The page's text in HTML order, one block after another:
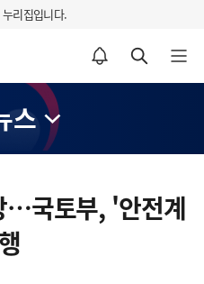
리집입니다.
알림설정 바로가기 검색 바로가기 메뉴 열기
스
…국토부, '안전계